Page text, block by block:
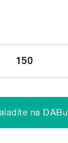
150
na DABu